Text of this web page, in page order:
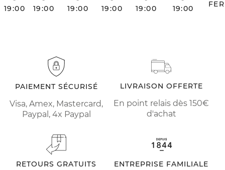
19:00
19:00
19:00
19:00
19:00
19:00
PAIEMENT SÉCURISÉ
Visa, Amex, Mastercard,
Paypal, 4x Paypal
LIVRAISON OFFERTE
En point relais dès 150€
d'achat
RETOURS GRATUITS ENTREPRISE FAMILIALE